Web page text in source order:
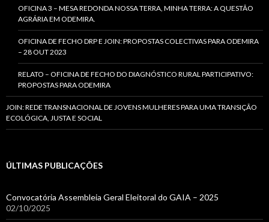
OFICINA 3 – MESA REDONDA NOSSA TERRA, MINHA TERRA: A QUESTÃO
AGRÁRIA EM ODEMIRA.
OFICINA DE FECHO DRP E JOIN: PROPOSTAS COLECTIVAS PARA ODEMIRA
– 28 OUT 2023
RELATO – OFICINA DE FECHO DO DIAGNÓSTICO RURAL PARTICIPATIVO:
PROPOSTAS PARA ODEMIRA
JOIN: REDE TRANSNACIONAL DE JOVENS MULHERES PARA UMA TRANSIÇÃO
ECOLÓGICA, JUSTA E SOCIAL
ÚLTIMAS PUBLICAÇÕES
Convocatória Assembleia Geral Eleitoral do GAIA – 2025
02/10/2025